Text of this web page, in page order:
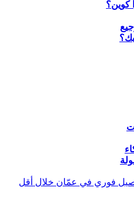
كوين؟
فوري في عمّان خلال أقل